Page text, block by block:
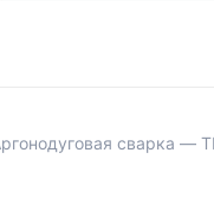
сварка —